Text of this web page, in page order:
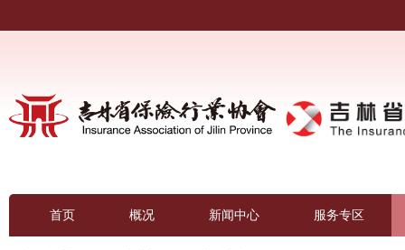
首页 概况 新闻中心 服务专区